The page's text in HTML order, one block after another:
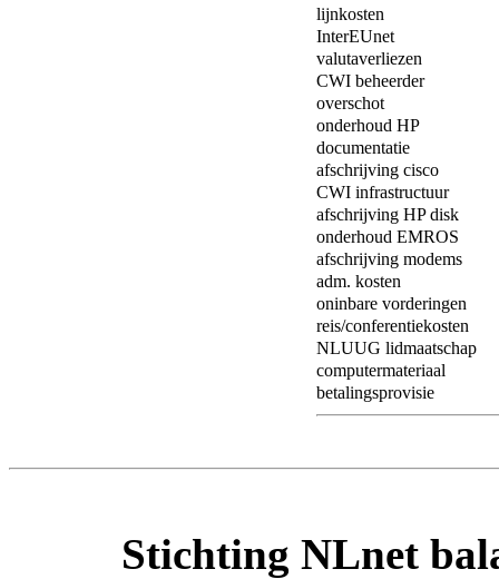
lijnkosten
InterEUnet
valutaverliezen
CWI beheerder
overschot
onderhoud HP
documentatie
afschrijving cisco
CWI infrastructuur
afschrijving HP disk
onderhoud EMROS
afschrijving modems
adm. kosten
oninbare vorderingen
reis/conferentiekosten
NLUUG lidmaatschap
computermateriaal
betalingsprovisie
Stichting NLnet